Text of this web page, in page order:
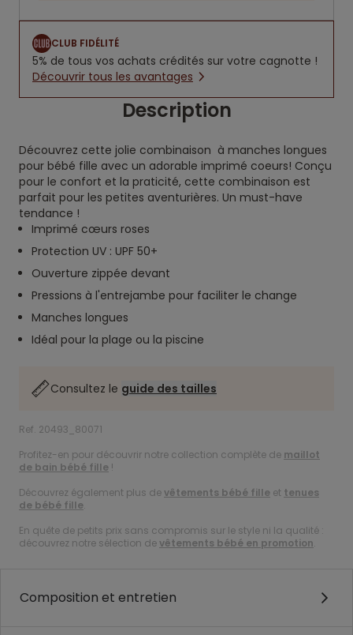
CLUB FIDÉLITÉ
5% de tous vos achats crédités sur votre cagnotte !
Découvrir tous les avantages
Description
Découvrez cette jolie combinaison à manches longues
pour bébé fille avec un adorable imprimé coeurs! Conçu
pour le confort et la praticité, cette combinaison est
parfait pour les petites aventurières. Un must-have
tendance !
Imprimé cœurs roses
Protection UV : UPF 50+
Ouverture zippée devant
Pressions à l'entrejambe pour faciliter le change
Manches longues
Idéal pour la plage ou la piscine
Consultez le guide des tailles
Ref. 20493_80071
Profitez-en pour découvrir notre collection complète de maillot
de bain bébé fille !
Découvrez également plus devêtements bébé fille et tenues
de bébé fille.
En quête de petits prix sans compromis sur le style ni la qualité :
découvrez notre sélection devêtements bébé en promotion.
Composition et entretien